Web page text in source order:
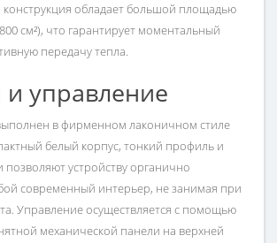
конструкция обладает большой площадью
см²), что гарантирует моментальный
передачу тепла.
управление
в фирменном лаконичном стиле
белый корпус, тонкий профиль и
позволяют устройству органично
современный интерьер, не занимая при
Управление осуществляется с помощью
механической панели на верхней